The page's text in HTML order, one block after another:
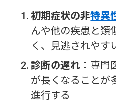
初期症状の非特異
んや他の疾患と類
く、見逃されやす
診断の遅れ ：専門
が長くなることが
進行する